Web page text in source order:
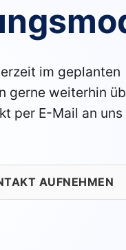
im geplanten
gerne weiterhin
per E-Mail an uns
AUFNEHMEN